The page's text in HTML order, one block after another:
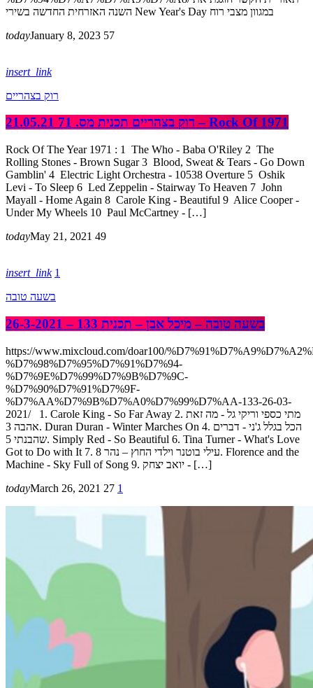
השנה האזרחית החדשה בשירי New Year's Day במגוון מצבי רוח
todayJanuary 8, 2023 57
insert_link
רוק בצהריים
רוק בצהריים תכנית מס. 71 21.05.21 – Rock Of 1971
Rock Of The Year 1971 : 1 The Who - Baba O'Riley 2 The
Rolling Stones - Brown Sugar 3 Blood, Sweat & Tears - Go Down
Gamblin' 4 Electric Light Orchestra - 10538 Overture 5 Oshik
Levi - To Sleep 6 Led Zeppelin - Stairway To Heaven 7 John
Mayall - Home Again 8 Carole King - Beautiful 9 Alice Cooper -
Under My Wheels 10 Paul McCartney - […]
todayMay 21, 2021 49
insert_link 1
בשעה טובה
בשעה טובה – מיכל אבן – תכנית 133 – 26-3-2021
https://www.mixcloud.com/doar100/
%D7%98%D7%95%D7%91%D7%94-
%D7%9E%D7%99%D7%9B%D7%9C-
%D7%90%D7%91%D7%9F-
%D7%AA%D7%9B%D7%A0%D7%99%D7%AA-133-26-03-
2021/ 1. Carole King - So Far Away 2. מתי כספי וריקי גל - מה זאת
אהבה 3. Duran Duran - Winter Marches On 4. הכל בגלל ג'ני - דברים
שהבנתי 5. Simply Red - So Beautiful 6. Tina Turner - What's Love
Got to Do with It 7. עילי בוטנר וילדי החוץ – נהר 8. Florence and the
Machine - Sky Full of Song 9. יואב יצחק - […]
todayMarch 26, 2021 27 1